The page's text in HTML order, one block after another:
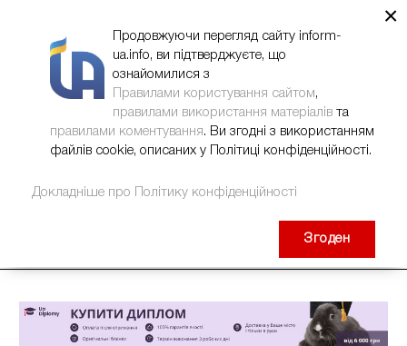
×
Продовжуючи перегляд сайту inform-
ua.info, ви підтверджуєте, що
ознайомилися з
Правилами користування сайтом,
правилами використання матеріалів та
правилами коментування. Ви згодні з використанням
файлів cookie, описаних у Політиці конфіденційності.
Докладніше про Політику конфіденційності
Згоден